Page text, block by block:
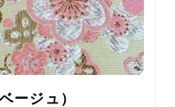
ージュ）